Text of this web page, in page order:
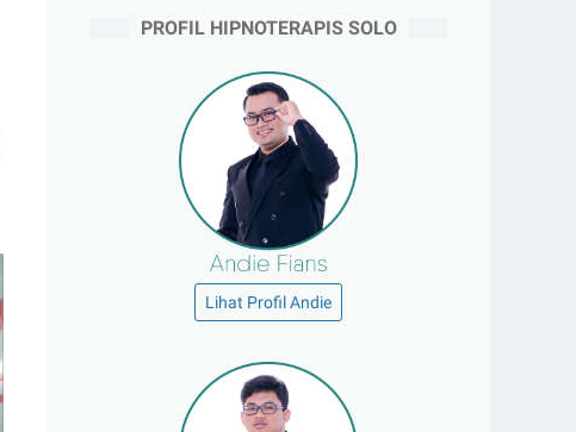
PROFIL HIPNOTERAPIS SOLO
Lihat Profil Andie